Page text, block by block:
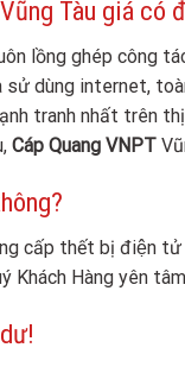
Tàu giá có
lồng ghép công
sử dùng internet,
tranh nhất trên
Cáp Quang VNPT
cấp thết bị điện
Khách Hàng yên